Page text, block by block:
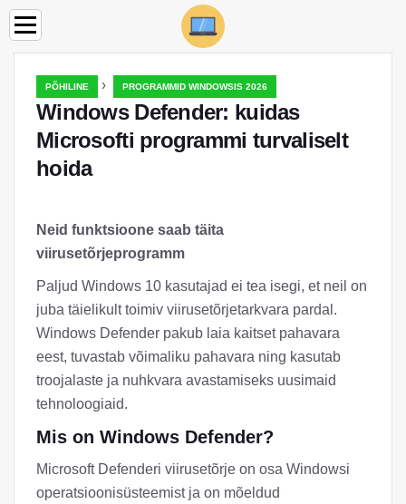
PÕHILINE › PROGRAMMID WINDOWSIS 2026
Windows Defender: kuidas
Microsofti programmi turvaliselt
hoida
Neid funktsioone saab täita
viirusetõrjeprogramm
Paljud Windows 10 kasutajad ei tea isegi, et neil on
juba täielikult toimiv viirusetõrjetarkvara pardal.
Windows Defender pakub laia kaitset pahavara
eest, tuvastab võimaliku pahavara ning kasutab
troojalaste ja nuhkvara avastamiseks uusimaid
tehnoloogiaid.
Mis on Windows Defender?
Microsoft Defenderi viirusetõrje on osa Windowsi
operatsioonisüsteemist ja on mõeldud